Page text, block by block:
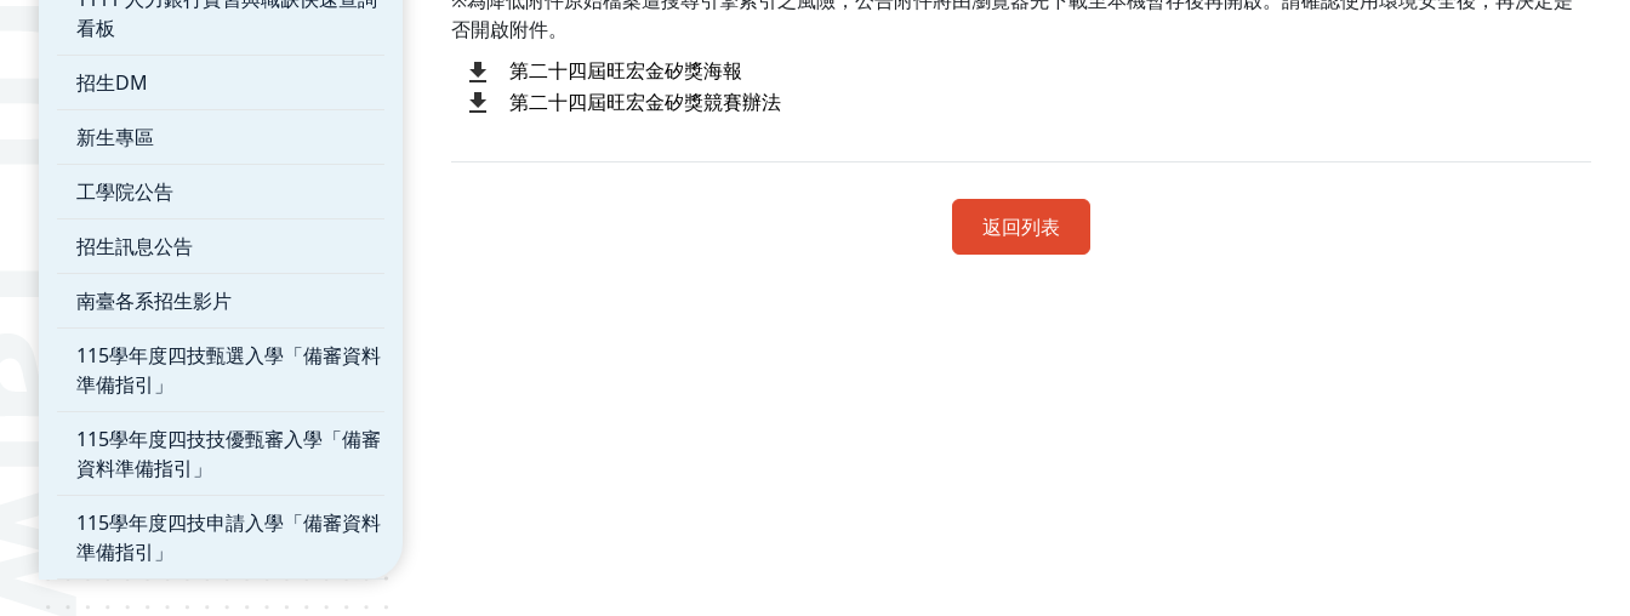
看板
招生DM
新生專區
工學院公告
招生訊息公告
南臺各系招生影片
115學年度四技甄選入學「備審資料
準備指引」
115學年度四技技優甄審入學「備審
資料準備指引」
115學年度四技申請入學「備審資料
準備指引」
否開啟附件。
第二十四屆旺宏金矽獎海報
第二十四屆旺宏金矽獎競賽辦法
返回列表